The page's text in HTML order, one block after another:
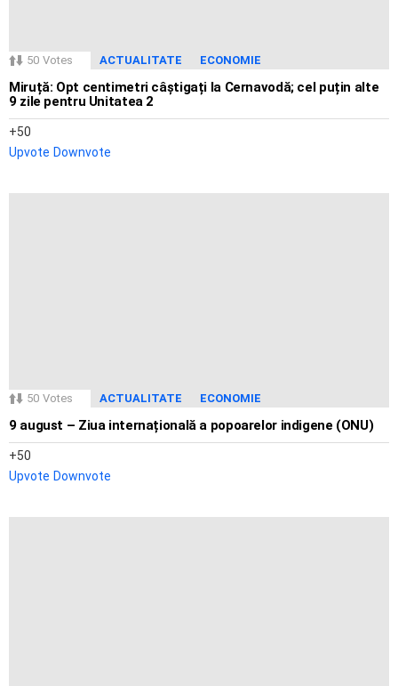
50 Votes ACTUALITATE ECONOMIE
Miruță: Opt centimetri câștigați la Cernavodă; cel puțin alte
9 zile pentru Unitatea 2
50
Upvote Downvote
50 Votes ACTUALITATE ECONOMIE
9 august – Ziua internațională a popoarelor indigene (ONU)
50
Upvote Downvote